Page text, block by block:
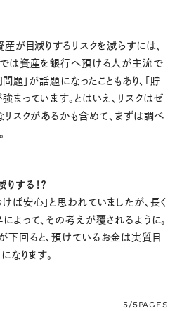
が目減りするリスクを減らすには、
は資産を銀行へ預ける人が主流で
題」が話題になったこともあり、「貯
まっています。とはいえ、リスクはゼ
リスクがあるかも含めて、まずは調べ
する！？
ば安心」と思われていましたが、長く
よって、その考えが覆されるように。
回ると、預けているお金は実質目
なります。
5/5PAGES